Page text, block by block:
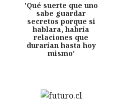
'Qué suerte que uno
sabe guardar
secretos porque si
hablara, habría
relaciones que
durarían hasta hoy
mismo'